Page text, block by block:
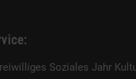
Soziales Jahr